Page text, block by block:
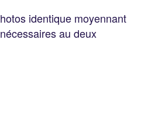
identique moyennant
au deux